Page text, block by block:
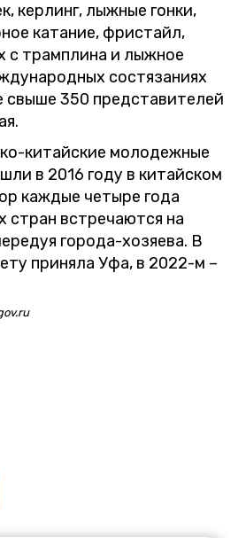
керлинг, лыжные гонки,
катание, фристайл,
с трамплина и лыжное
состязаниях
свыше 350 представителей
китайские молодежные
в 2016 году в китайском
каждые четыре года
стран встречаются на
города-хозяева. В
приняла Уфа, в 2022-м –